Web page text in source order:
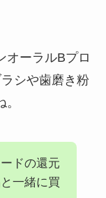
オーラルBプロ
シや歯磨き粉
ドの還元
一緒に買